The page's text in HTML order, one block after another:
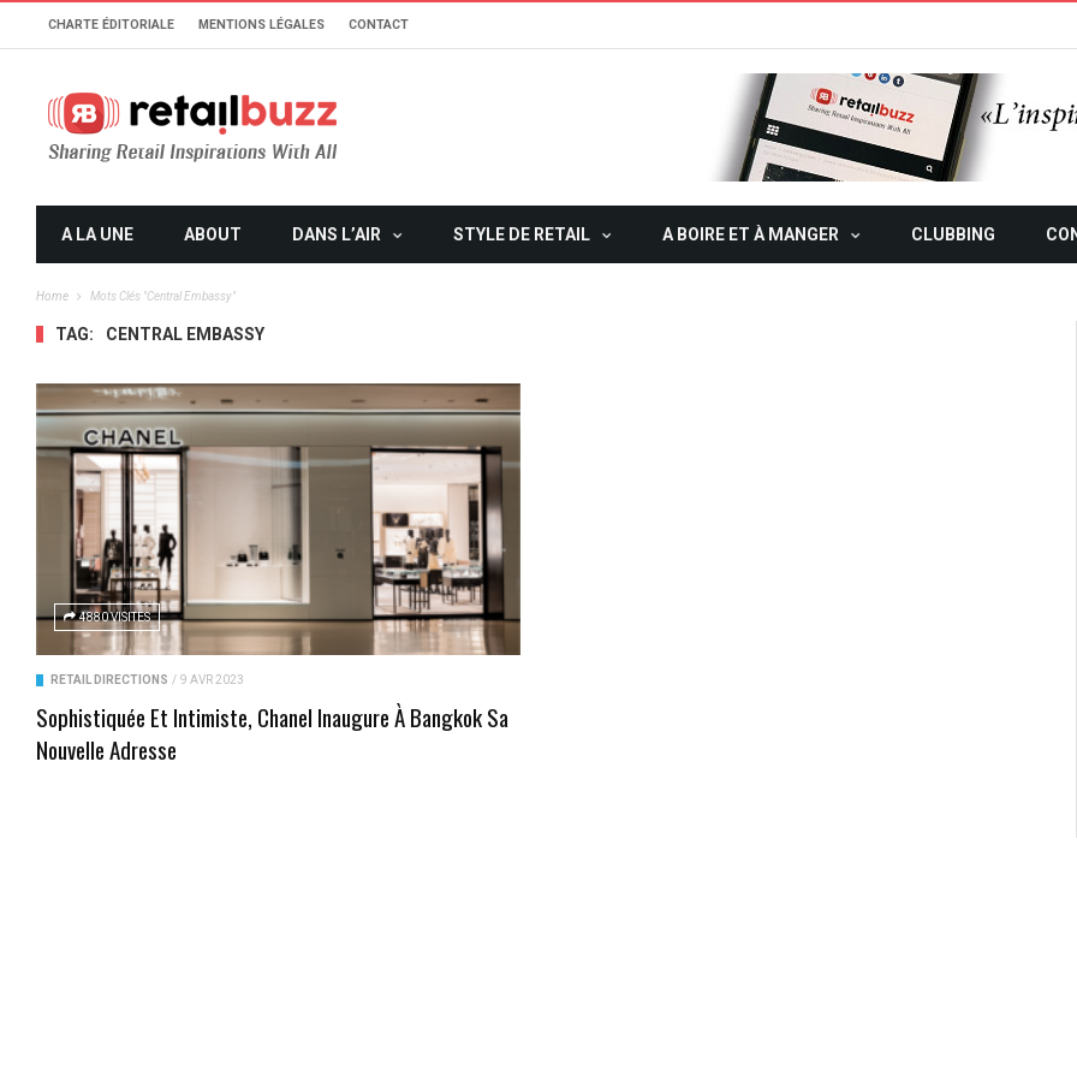
CHARTE ÉDITORIALE MENTIONS LÉGALES CONTACT
A LA UNE ABOUT DANS L’AIR STYLE DE RETAIL A BOIRE ET À MANGER CLUBBING
Home Mots Clés "central Embassy"
TAG: CENTRAL EMBASSY
4880 VISITES
RETAIL DIRECTIONS / 9 AVR 2023
Sophistiquée Et Intimiste, Chanel Inaugure À Bangkok Sa
Nouvelle Adresse